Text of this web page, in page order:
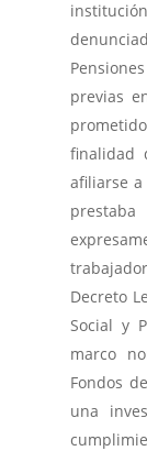
previas
finalidad
afiliarse
Decreto
Social y
marco
Fondos
una